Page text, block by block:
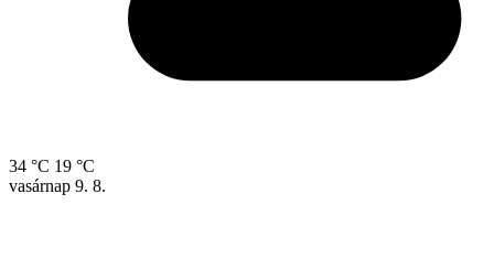
34 °C 19 °C
vasárnap 9. 8.